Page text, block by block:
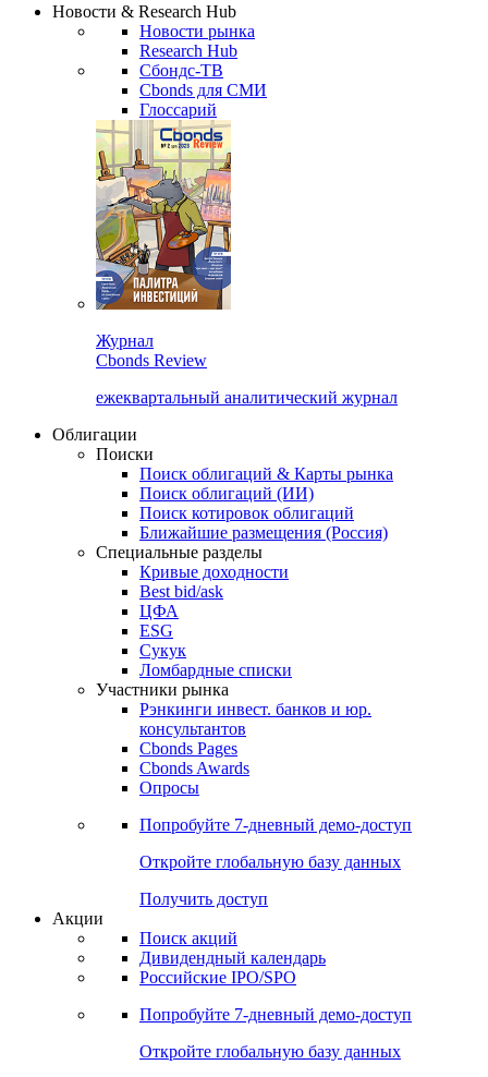
Новости & Research Hub
Новости рынка
Research Hub
Сбондс-ТВ
Cbonds для СМИ
Глоссарий
Журнал
Cbonds Review
ежеквартальный аналитический журнал
Облигации
Поиски
Поиск облигаций & Карты рынка
Поиск облигаций (ИИ)
Поиск котировок облигаций
Ближайшие размещения (Россия)
Специальные разделы
Кривые доходности
Best bid/ask
ЦФА
ESG
Сукук
Ломбардные списки
Участники рынка
Рэнкинги инвест. банков и юр.
консультантов
Cbonds Pages
Cbonds Awards
Опросы
Попробуйте 7-дневный демо-доступ
Откройте глобальную базу данных
Получить доступ
Акции
Поиск акций
Дивидендный календарь
Российские IPO/SPO
Попробуйте 7-дневный демо-доступ
Откройте глобальную базу данных